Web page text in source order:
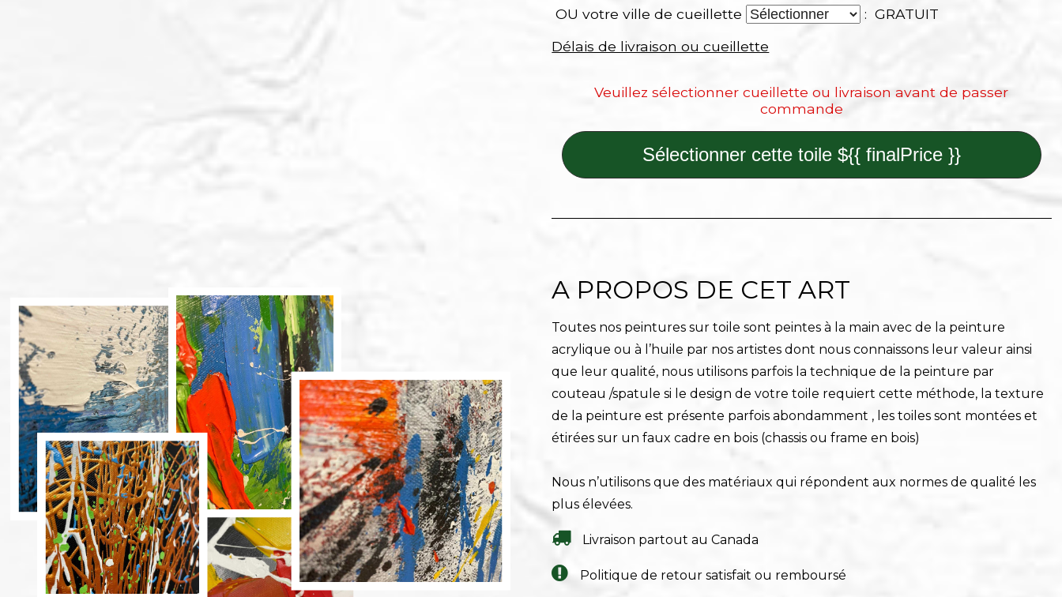
OU votre ville de cueillette
: GRATUIT
Délais de livraison ou cueillette
Veuillez sélectionner cueillette ou livraison avant de passer
commande
Sélectionner cette toile ${{ finalPrice }}
A PROPOS DE CET ART
Toutes nos peintures sur toile sont peintes à la main avec de la peinture
acrylique ou à l’huile par nos artistes dont nous connaissons leur valeur ainsi
que leur qualité, nous utilisons parfois la technique de la peinture par
couteau /spatule si le design de votre toile requiert cette méthode, la texture
de la peinture est présente parfois abondamment , les toiles sont montées et
étirées sur un faux cadre en bois (chassis ou frame en bois)
Nous n’utilisons que des matériaux qui répondent aux normes de qualité les
plus élevées.
Livraison partout au Canada
Politique de retour satisfait ou remboursé